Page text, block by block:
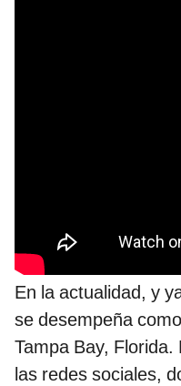
En la actualidad, y
se desempeña
Tampa Bay,
las redes sociales,